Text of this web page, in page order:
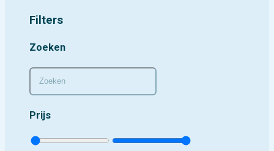
Filters
Zoeken
Prijs